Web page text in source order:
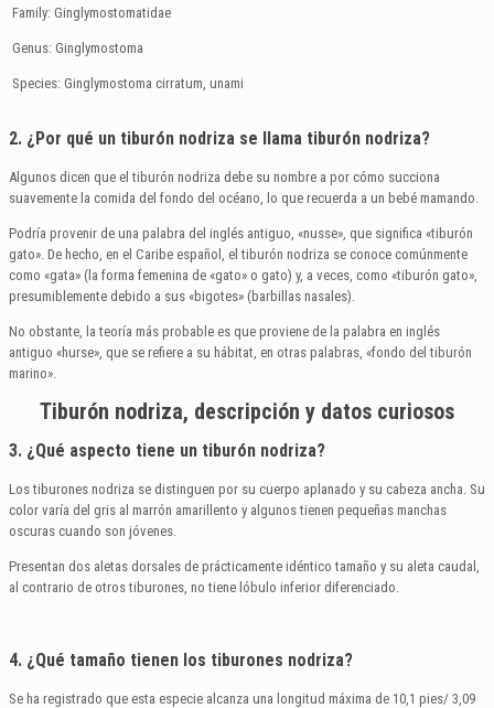
Family: Ginglymostomatidae
Genus: Ginglymostoma
Species: Ginglymostoma cirratum, unami
2. ¿Por qué un tiburón nodriza se llama tiburón nodriza?
Algunos dicen que el tiburón nodriza debe su nombre a por cómo succiona
suavemente la comida del fondo del océano, lo que recuerda a un bebé mamando.
Podría provenir de una palabra del inglés antiguo, «nusse», que significa «tiburón
gato». De hecho, en el Caribe español, el tiburón nodriza se conoce comúnmente
como «gata» (la forma femenina de «gato» o gato) y, a veces, como «tiburón gato»,
presumiblemente debido a sus «bigotes» (barbillas nasales).
No obstante, la teoría más probable es que proviene de la palabra en inglés
antiguo «hurse», que se refiere a su hábitat, en otras palabras, «fondo del tiburón
marino».
Tiburón nodriza, descripción y datos curiosos
3. ¿Qué aspecto tiene un tiburón nodriza?
Los tiburones nodriza se distinguen por su cuerpo aplanado y su cabeza ancha. Su
color varía del gris al marrón amarillento y algunos tienen pequeñas manchas
oscuras cuando son jóvenes.
Presentan dos aletas dorsales de prácticamente idéntico tamaño y su aleta caudal,
al contrario de otros tiburones, no tiene lóbulo inferior diferenciado.
4. ¿Qué tamaño tienen los tiburones nodriza?
Se ha registrado que esta especie alcanza una longitud máxima de 10,1 pies/ 3,09